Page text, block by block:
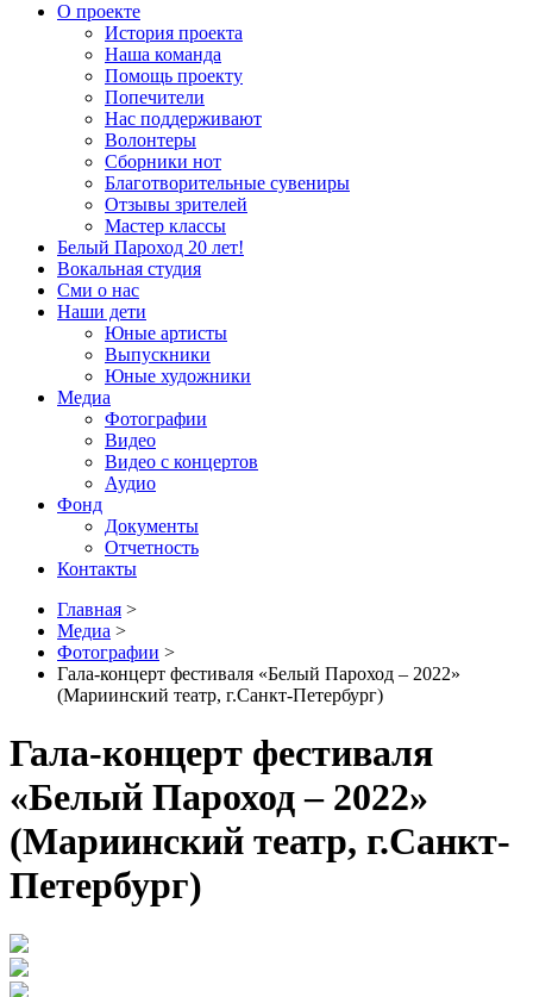
О проекте
История проекта
Наша команда
Помощь проекту
Попечители
Нас поддерживают
Волонтеры
Сборники нот
Благотворительные сувениры
Отзывы зрителей
Мастер классы
Белый Пароход 20 лет!
Вокальная студия
Сми о нас
Наши дети
Юные артисты
Выпускники
Юные художники
Медиа
Фотографии
Видео
Видео с концертов
Аудио
Фонд
Документы
Отчетность
Контакты
Главная >
Медиа >
Фотографии >
Гала-концерт фестиваля «Белый Пароход – 2022»
(Мариинский театр, г.Санкт-Петербург)
Гала-концерт фестиваля
«Белый Пароход – 2022»
(Мариинский театр, г.Санкт-
Петербург)